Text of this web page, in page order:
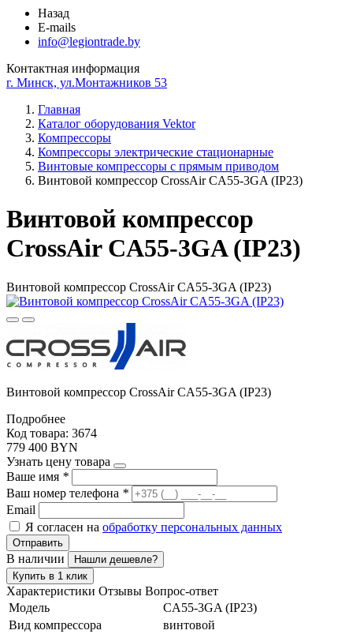
Назад
E-mails
info@legiontrade.by
Контактная информация
г. Минск, ул.Монтажников 53
Главная
Каталог оборудования Vektor
Компрессоры
Компрессоры электрические стационарные
Винтовые компрессоры с прямым приводом
Винтовой компрессор CrossAir CA55-3GA (IP23)
Винтовой компрессор
CrossAir CA55-3GA (IP23)
Винтовой компрессор CrossAir CA55-3GA (IP23)
Винтовой компрессор CrossAir CA55-3GA (IP23)
Подробнее
Код товара: 3674
779 400 BYN
Узнать цену товара
Ваше имя *
Ваш номер телефона *
Email
Я согласен на обработку персональных данных
Отправить
В наличии
Нашли дешевле?
Купить в 1 клик
Характеристики Отзывы Вопрос-ответ
Модель
CA55-3GA (IP23)
Вид компрессора
винтовой